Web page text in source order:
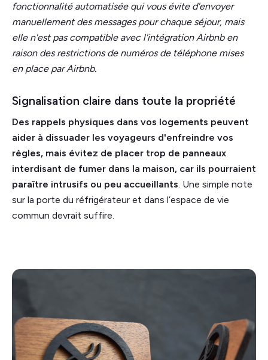
fonctionnalité automatisée qui vous évite d'envoyer
manuellement des messages pour chaque séjour, mais
elle n'est pas compatible avec l'intégration Airbnb en
raison des restrictions de numéros de téléphone mises
en place par Airbnb.
Signalisation claire dans toute la propriété
Des rappels physiques dans vos logements peuvent
aider à dissuader les voyageurs d'enfreindre vos
règles, mais évitez de placer trop de panneaux
interdisant de fumer dans la maison, car ils pourraient
paraître intrusifs ou peu accueillants. Une simple note
sur la porte du réfrigérateur et dans l’espace de vie
commun devrait suffire.